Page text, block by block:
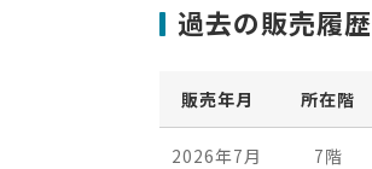
過去の販売履歴
販売年月 所在階
2026年7月 7階